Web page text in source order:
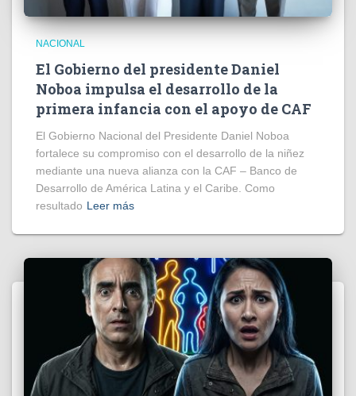
NACIONAL
El Gobierno del presidente Daniel
Noboa impulsa el desarrollo de la
primera infancia con el apoyo de CAF
El Gobierno Nacional del Presidente Daniel Noboa
fortalece su compromiso con el desarrollo de la niñez
mediante una nueva alianza con la CAF – Banco de
Desarrollo de América Latina y el Caribe. Como
resultado Leer más